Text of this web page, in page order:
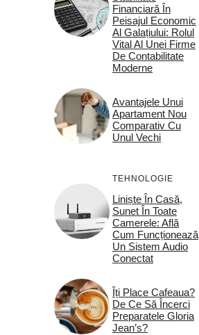
Financiară În
Peisajul Economic
Al Galațiului: Rolul
Vital Al Unei Firme
De Contabilitate
Moderne
Avantajele Unui
Apartament Nou
Comparativ Cu
Unul Vechi
TEHNOLOGIE
Liniște În Casă,
Sunet În Toate
Camerele: Află
Cum Funcționează
Un Sistem Audio
Conectat
Îți Place Cafeaua?
De Ce Să Încerci
Preparatele Gloria
Jean’s?